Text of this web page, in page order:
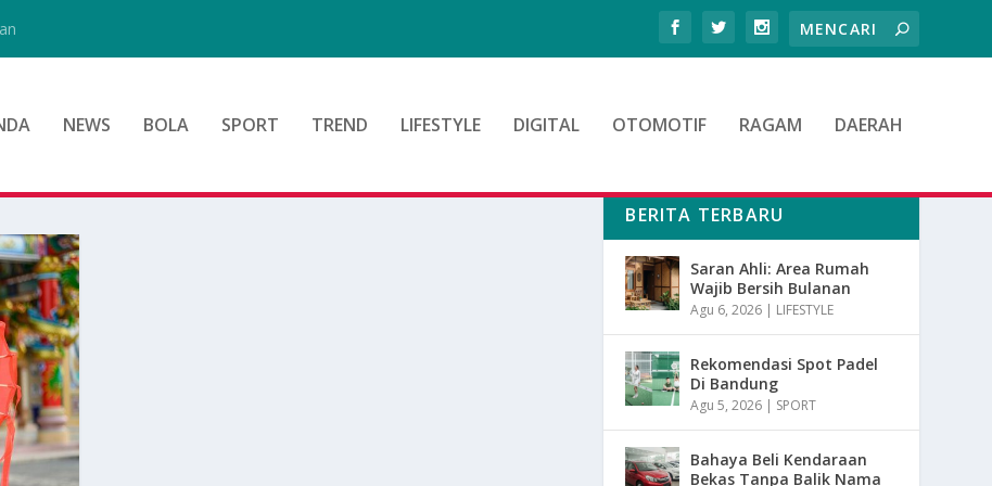
NEWS BOLA SPORT TREND LIFESTYLE DIGITAL OTOMOTIF RAGAM DAERAH
BERITA TERBARU
Saran Ahli: Area Rumah
Wajib Bersih Bulanan
Agu 6, 2026 | LIFESTYLE
Rekomendasi Spot Padel
Di Bandung
Agu 5, 2026 | SPORT
Bahaya Beli Kendaraan
Bekas Tanpa Balik Nama